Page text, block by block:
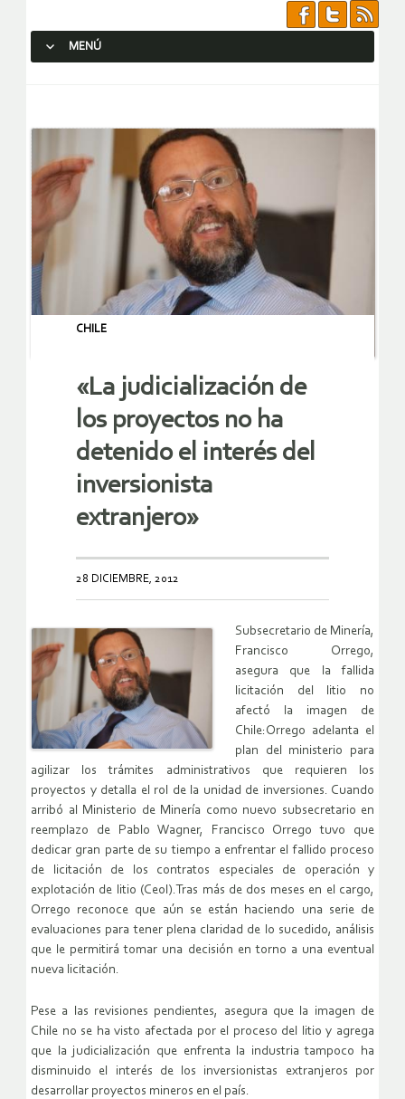
MENÚ
CHILE
«La judicialización de
los proyectos no ha
detenido el interés del
inversionista
extranjero»
28 DICIEMBRE, 2012
Subsecretario de Minería,
Francisco Orrego,
asegura que la fallida
licitación del litio no
afectó la imagen de
Chile:Orrego adelanta el
plan del ministerio para
agilizar los trámites administrativos que requieren los
proyectos y detalla el rol de la unidad de inversiones. Cuando
arribó al Ministerio de Minería como nuevo subsecretario en
reemplazo de Pablo Wagner, Francisco Orrego tuvo que
dedicar gran parte de su tiempo a enfrentar el fallido proceso
de licitación de los contratos especiales de operación y
explotación de litio (Ceol).Tras más de dos meses en el cargo,
Orrego reconoce que aún se están haciendo una serie de
evaluaciones para tener plena claridad de lo sucedido, análisis
que le permitirá tomar una decisión en torno a una eventual
nueva licitación.
Pese a las revisiones pendientes, asegura que la imagen de
Chile no se ha visto afectada por el proceso del litio y agrega
que la judicialización que enfrenta la industria tampoco ha
disminuido el interés de los inversionistas extranjeros por
desarrollar proyectos mineros en el país.